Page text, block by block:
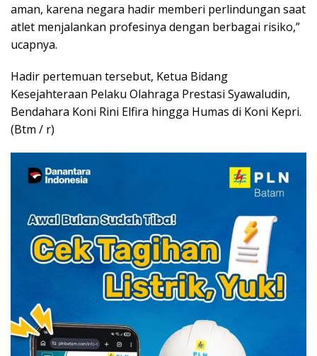
aman, karena negara hadir memberi perlindungan saat
atlet menjalankan profesinya dengan berbagai risiko,”
ucapnya.
Hadir pertemuan tersebut, Ketua Bidang
Kesejahteraan Pelaku Olahraga Prestasi Syawaludin,
Bendahara Koni Rini Elfira hingga Humas di Koni Kepri.
(Btm / r)